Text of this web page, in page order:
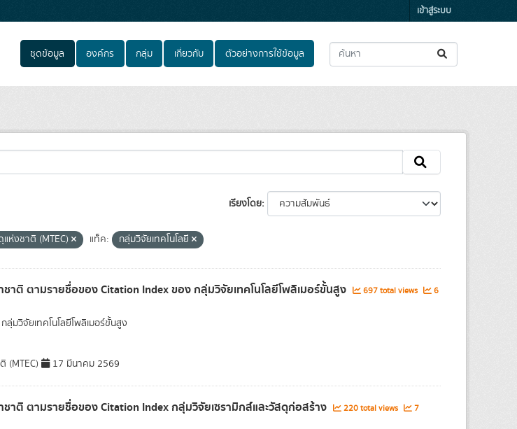
เข้าสู่ระบบ
ชุดข้อมูล องค์กร กลุ่ม เกี่ยวกับ ตัวอย่างการใช้ข้อมูล
เรียงโดย
แห่งชาติ (MTEC) แท็ค: กลุ่มวิจัยเทคโนโลยี
าติ ตามรายชื่อของ Citation Index ของ กลุ่มวิจัยเทคโนโลยีโพลิเมอร์ขั้นสูง 697 total views
6
มวิจัยเทคโนโลยีโพลิเมอร์ขั้นสูง
(MTEC) 17 มีนาคม 2569
าติ ตามรายชื่อของ Citation Index กลุ่มวิจัยเซรามิกส์และวัสดุก่อสร้าง 220 total views
7